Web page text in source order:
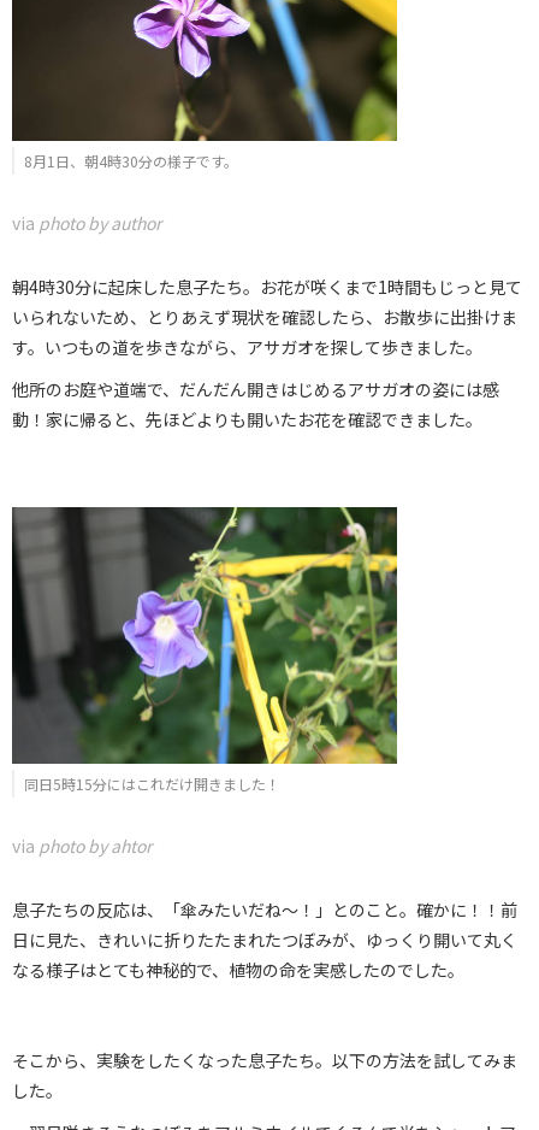
8月1日、朝4時30分の様子です。
via photo by author
朝4時30分に起床した息子たち。お花が咲くまで1時間もじっと見て
いられないため、とりあえず現状を確認したら、お散歩に出掛けま
す。いつもの道を歩きながら、アサガオを探して歩きました。
他所のお庭や道端で、だんだん開きはじめるアサガオの姿には感
動！家に帰ると、先ほどよりも開いたお花を確認できました。
同日5時15分にはこれだけ開きました！
via photo by ahtor
息子たちの反応は、「傘みたいだね～！」とのこと。確かに！！前
日に見た、きれいに折りたたまれたつぼみが、ゆっくり開いて丸く
なる様子はとても神秘的で、植物の命を実感したのでした。
そこから、実験をしたくなった息子たち。以下の方法を試してみま
した。